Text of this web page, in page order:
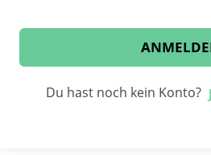
Du hast noch kein Konto?